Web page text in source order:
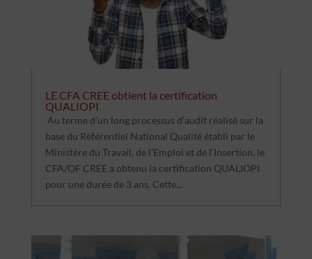
LE CFA CREE obtient la certification
QUALIOPI
Au terme d’un long processus d’audit réalisé sur la
base du Référentiel National Qualité établi par le
Ministère du Travail, de l’Emploi et de l’Insertion, le
CFA/OF CREE a obtenu la certification QUALIOPI
pour une durée de 3 ans. Cette...